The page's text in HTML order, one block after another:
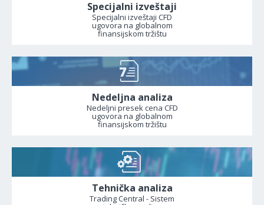
Specijalni izveštaji
Specijalni izveštaji CFD
ugovora na globalnom
finansijskom tržištu
Nedeljna analiza
Nedeljni presek cena CFD
ugovora na globalnom
finansijskom tržištu
Tehnička analiza
Trading Central - Sistem